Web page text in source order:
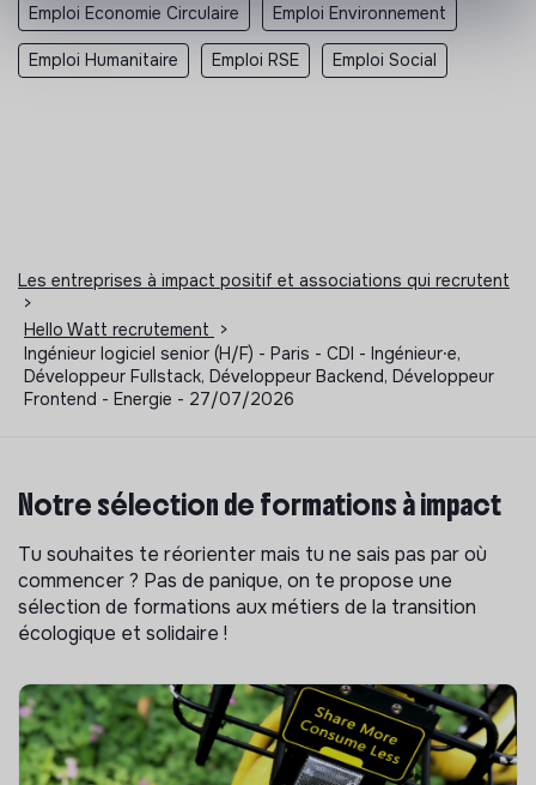
Emploi Economie Circulaire Emploi Environnement
Emploi Humanitaire Emploi RSE Emploi Social
Les entreprises à impact positif et associations qui recrutent
>
Hello Watt recrutement
>
Ingénieur logiciel senior (H/F) - Paris - CDI - Ingénieur⸱e,
Développeur Fullstack, Développeur Backend, Développeur
Frontend - Energie - 27/07/2026
Notre sélection de formations à impact
Tu souhaites te réorienter mais tu ne sais pas par où
commencer ? Pas de panique, on te propose une
sélection de formations aux métiers de la transition
écologique et solidaire !